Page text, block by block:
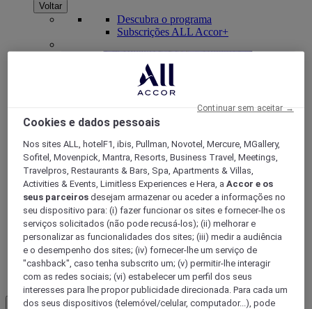
Voltar
Descubra o programa
Subscrições ALL Accor+
ALL Accor+ Voyager
15% de desconto durante todo o anonas suas
estadias em +30 marcas
DESCOBRIR
Mais
Cookies e dados pessoais
Nos sites ALL, hotelF1, ibis, Pullman, Novotel, Mercure, MGallery,
Sofitel, Movenpick, Mantra, Resorts, Business Travel, Meetings,
Travelpros, Restaurants & Bars, Spa, Apartments & Villas,
Activities & Events, Limitless Experiences e Hera, aAccor e os
seus parceiros desejam armazenar ou aceder a informações no
seu dispositivo para: (i) fazer funcionar os sites e fornecer-lhe os
serviços solicitados (não pode recusá-los); (ii) melhorar e
personalizar as funcionalidades dos sites; (iii) medir a audiência
e o desempenho dos sites; (iv) fornecer-lhe um serviço de
"cashback", caso tenha subscrito um; (v) permitir-lhe interagir
com as redes sociais; (vi) estabelecer um perfil dos seus
interesses para lhe propor publicidade direcionada. Para cada um
dos seus dispositivos (telemóvel/celular, computador...), pode
Continuar sem aceitar →